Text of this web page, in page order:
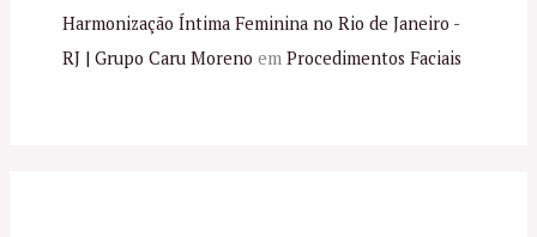
Harmonização Íntima Feminina no Rio de Janeiro -
RJ | Grupo Caru Moreno em Procedimentos Faciais